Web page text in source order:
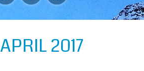
APRIL 2017